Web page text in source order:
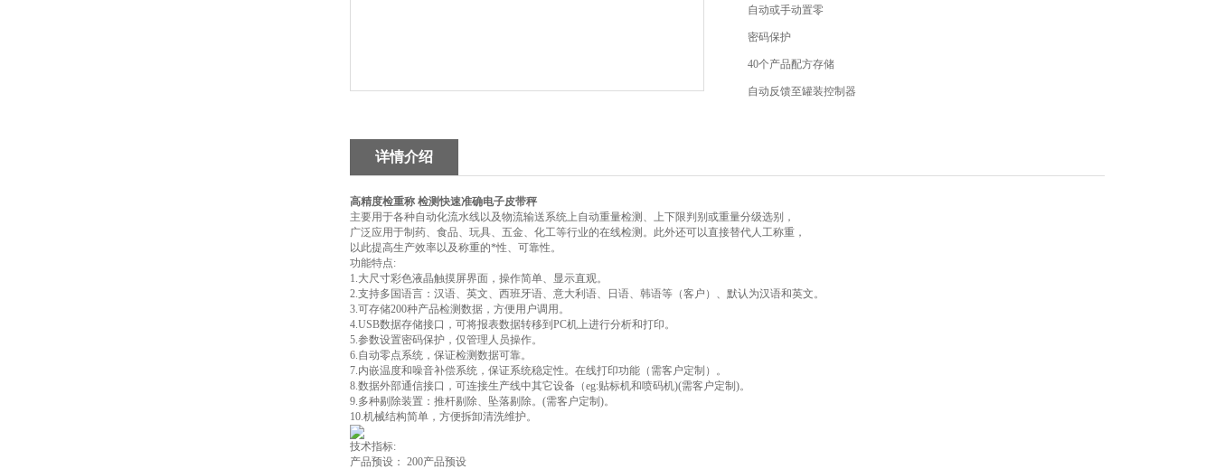
自动或手动置零
密码保护
40个产品配方存储
自动反馈至罐装控制器
打印机
应用领域：
详情介绍
高精度检重称 检测快速准确电子皮带秤
主要用于各种自动化流水线以及物流输送系统上自动重量检测、上下限判别或重量分级选别，
广泛应用于制药、食品、玩具、五金、化工等行业的在线检测。此外还可以直接替代人工称重，
以此提高生产效率以及称重的*性、可靠性。
功能特点:
1.大尺寸彩色液晶触摸屏界面，操作简单、显示直观。
2.支持多国语言：汉语、英文、西班牙语、意大利语、日语、韩语等（客户）、默认为汉语和英文。
3.可存储200种产品检测数据，方便用户调用。
4.USB数据存储接口，可将报表数据转移到PC机上进行分析和打印。
5.参数设置密码保护，仅管理人员操作。
6.自动零点系统，保证检测数据可靠。
7.内嵌温度和噪音补偿系统，保证系统稳定性。在线打印功能（需客户定制）。
8.数据外部通信接口，可连接生产线中其它设备（eg:贴标机和喷码机)(需客户定制)。
9.多种剔除装置：推杆剔除、坠落剔除。(需客户定制)。
10.机械结构简单，方便拆卸清洗维护。
技术指标:
产品预设： 200产品预设